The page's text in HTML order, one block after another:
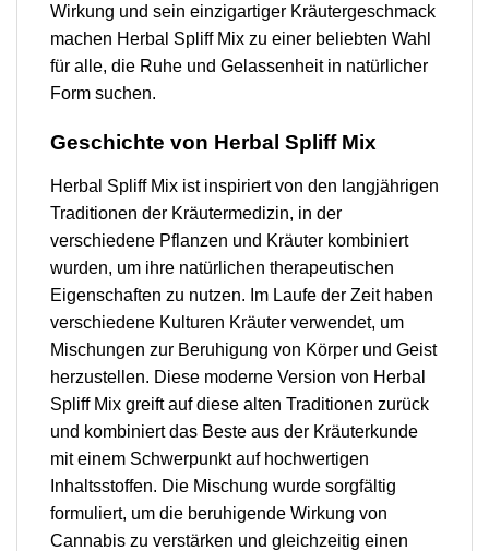
Wirkung und sein einzigartiger Kräutergeschmack
machen Herbal Spliff Mix zu einer beliebten Wahl
für alle, die Ruhe und Gelassenheit in natürlicher
Form suchen.
Geschichte von Herbal Spliff Mix
Herbal Spliff Mix ist inspiriert von den langjährigen
Traditionen der Kräutermedizin, in der
verschiedene Pflanzen und Kräuter kombiniert
wurden, um ihre natürlichen therapeutischen
Eigenschaften zu nutzen. Im Laufe der Zeit haben
verschiedene Kulturen Kräuter verwendet, um
Mischungen zur Beruhigung von Körper und Geist
herzustellen. Diese moderne Version von Herbal
Spliff Mix greift auf diese alten Traditionen zurück
und kombiniert das Beste aus der Kräuterkunde
mit einem Schwerpunkt auf hochwertigen
Inhaltsstoffen. Die Mischung wurde sorgfältig
formuliert, um die beruhigende Wirkung von
Cannabis zu verstärken und gleichzeitig einen